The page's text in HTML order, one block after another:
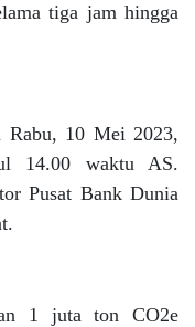
tiga jam hingga
Rabu, 10 Mei 2023,
14.00 waktu AS.
Pusat Bank Dunia
1 juta ton CO2e